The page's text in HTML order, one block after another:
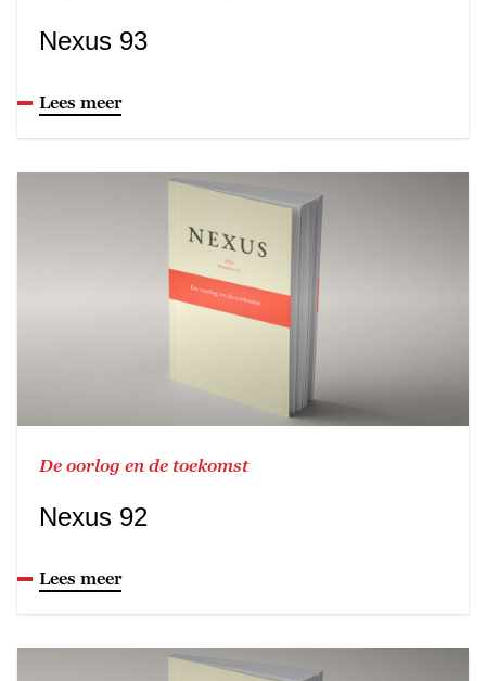
Nexus 93
Lees meer
De oorlog en de toekomst
Nexus 92
Lees meer